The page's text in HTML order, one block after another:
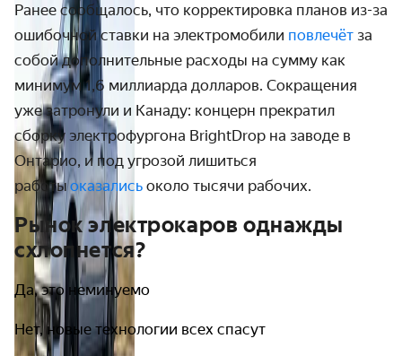
Ранее сообщалось, что корректировка планов из-за
ошибочной ставки на электромобили повлечёт за
собой дополнительные расходы на сумму как
минимум 1,6 миллиарда долларов. Сокращения
уже затронули и Канаду: концерн прекратил
сборку электрофургона BrightDrop на заводе в
Онтарио, и под угрозой лишиться
работыоказались около тысячи рабочих.
Рынок электрокаров однажды
схлопнется?
Да, это неминуемо
Нет, новые технологии всех спасут